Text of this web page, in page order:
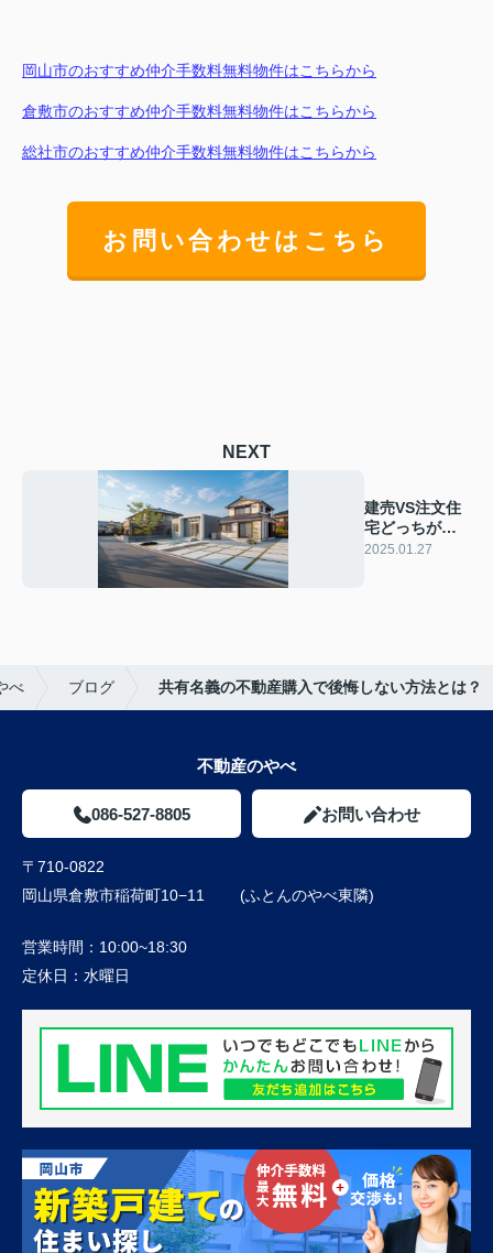
岡山市のおすすめ仲介手数料無料物件はこちらから
倉敷市のおすすめ仲介手数料無料物件はこちらから
総社市のおすすめ仲介手数料無料物件はこちらから
お問い合わせはこちら
NEXT
建売VS注文住
宅どっちがい
い？比較で最
2025.01.27
べ ブログ 共有名義の不動産購入で後悔しない方法とは？
不動産のやべ
086-527-8805 お問い合わせ
〒710-0822
岡山県倉敷市稲荷町10−11 (ふとんのやべ東隣)
営業時間： 10:00~18:30
定休日： 水曜日